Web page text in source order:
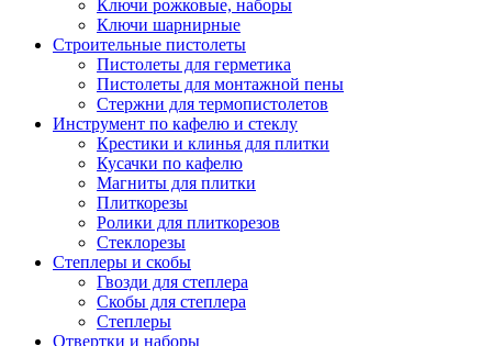
Ключи рожковые, наборы
Ключи шарнирные
Строительные пистолеты
Пистолеты для герметика
Пистолеты для монтажной пены
Стержни для термопистолетов
Инструмент по кафелю и стеклу
Крестики и клинья для плитки
Кусачки по кафелю
Магниты для плитки
Плиткорезы
Ролики для плиткорезов
Стеклорезы
Степлеры и скобы
Гвозди для степлера
Скобы для степлера
Степлеры
Отвертки и наборы